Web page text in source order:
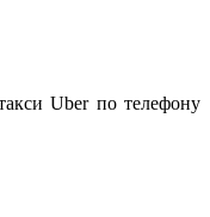
Uber по телефону